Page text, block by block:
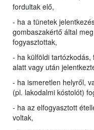
fordultak elő,
- ha a tünetek
gombaszakértő által
fogyasztottak,
- ha külföldi
alatt vagy után
- ha ismeretlen helyről,
(pl. lakodalmi kóstolót)
- ha az elfogyasztott
voltak,